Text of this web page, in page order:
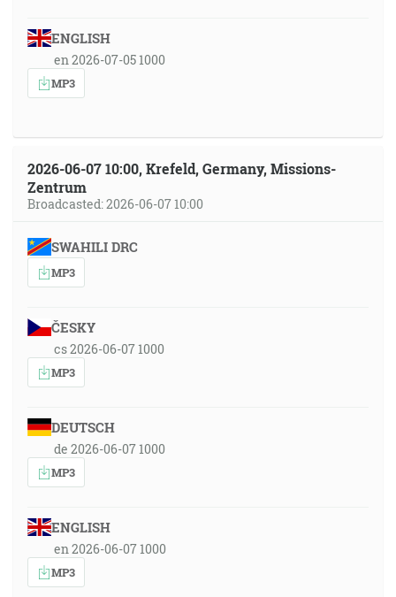
ENGLISH
en 2026-07-05 1000
MP3
2026-06-07 10:00, Krefeld, Germany, Missions-
Zentrum
Broadcasted: 2026-06-07 10:00
SWAHILI DRC
MP3
ČESKY
cs 2026-06-07 1000
MP3
DEUTSCH
de 2026-06-07 1000
MP3
ENGLISH
en 2026-06-07 1000
MP3